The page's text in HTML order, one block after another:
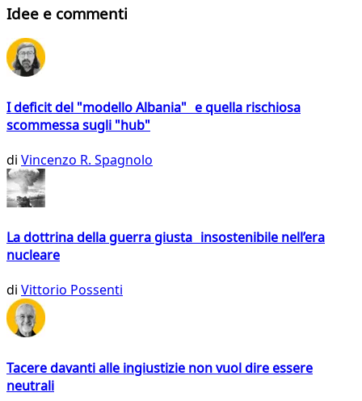
Idee e commenti
I deficit del "modello Albania" e quella rischiosa
scommessa sugli "hub"
di Vincenzo R. Spagnolo
La dottrina della guerra giusta insostenibile nell’era
nucleare
di Vittorio Possenti
Tacere davanti alle ingiustizie non vuol dire essere
neutrali